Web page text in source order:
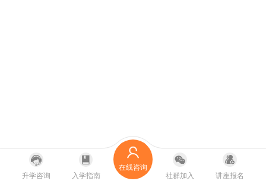
升学咨询 入学指南
在线咨询
社群加入
讲座报名